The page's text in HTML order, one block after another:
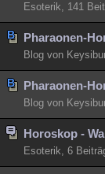
Esoterik, 141
Pharaonen-
Blog von
Pharaonen-
Blog von
Horoskop -
Esoterik, 6